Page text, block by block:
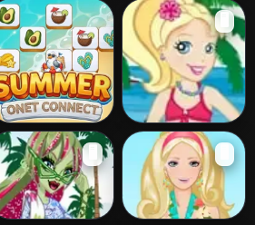
Rachel Summer
Fashion Trends
Hawaii Beach
Kissing
Summer Onet
Connect
🖥️
Polly Pocket At
The Beach
🖥️